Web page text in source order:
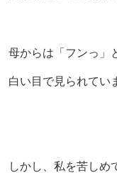
母からは「フンっ」
白い目で見られてい
しかし、私を苦しめ